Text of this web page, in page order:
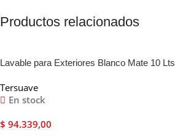
Productos relacionados
Lavable para Exteriores Blanco Mate 10 Lts
Tersuave
En stock
$ 94.339,00